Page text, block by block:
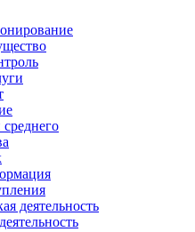
деятельность